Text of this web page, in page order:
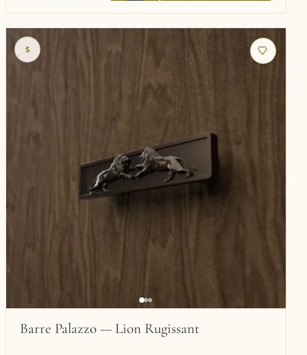
S
Barre Palazzo — Lion Rugissant